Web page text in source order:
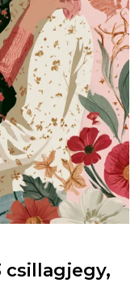
csillagjegy,